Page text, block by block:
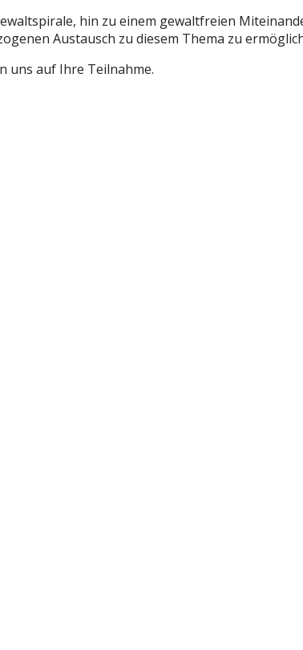
hin zu einem gewaltfreien
Austausch zu diesem Thema zu
uns auf Ihre Teilnahme.